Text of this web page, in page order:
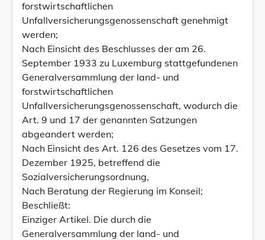
forstwirtschaftlichen
Unfallversicherungsgenossenschaft genehmigt
werden;
Nach Einsicht des Beschlusses der am 26.
September 1933 zu Luxemburg stattgefundenen
Generalversammlung der land- und
forstwirtschaftlichen
Unfallversicherungsgenossenschaft, wodurch die
Art. 9 und 17 der genannten Satzungen
abgeandert werden;
Nach Einsicht des Art. 126 des Gesetzes vom 17.
Dezember 1925, betreffend die
Sozialversicherungsordnung,
Nach Beratung der Regierung im Konseil;
Beschließt:
Einziger Artikel. Die durch die
Generalversammlung der land- und